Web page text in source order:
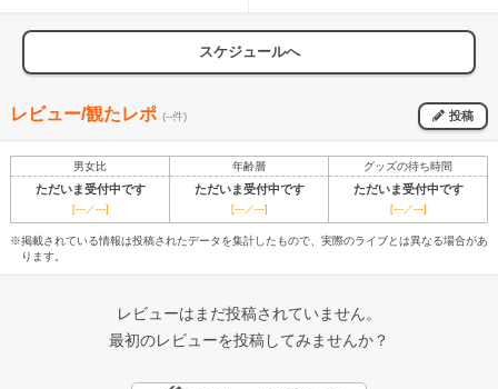
スケジュールへ
レビュー/観たレポ (--件) 投稿
男女比 年齢層 グッズの待ち時間
ただいま受付中です ただいま受付中です ただいま受付中です
[---／---] [---／---] [---／---]
※掲載されている情報は投稿されたデータを集計したもので、実際のライブとは異なる場合があ
ります。
レビューはまだ投稿されていません。
最初のレビューを投稿してみませんか？